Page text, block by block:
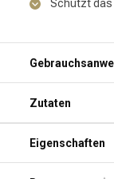
Schützt das
Schritt 2: Trage
Handflächen
Schritt 3:
Schritt 4: Spüle
Zutaten
Eigenschaften